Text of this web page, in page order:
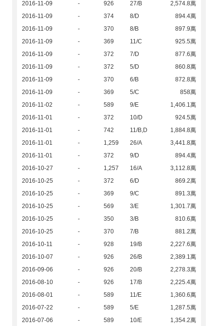
2016-11-09
- 926 27/B
2,574.8萬
2016-11-09
- 374 8/D
894.4萬
2016-11-09
- 370 8/B
897.9萬
2016-11-09
- 369 11/C
925.5萬
2016-11-09
- 372 7/D
877.6萬
2016-11-09
- 372 5/D
860.8萬
2016-11-09
- 370 6/B
872.8萬
2016-11-09
- 369 5/C
858萬
2016-11-02
- 589 9/E
1,406.1萬
2016-11-01
- 372 10/D
924.5萬
2016-11-01
- 742 11/B,D
1,884.8萬
2016-11-01
- 1,259 26/A
3,441.8萬
2016-11-01
- 372 9/D
894.4萬
2016-10-27
- 1,257 16/A
3,112.8萬
2016-10-25
- 372 6/D
869.2萬
2016-10-25
- 369 9/C
891.3萬
2016-10-25
- 569 3/E
1,301.7萬
2016-10-25
- 350 3/B
810.6萬
2016-10-25
- 370 7/B
881.2萬
2016-10-11
- 928 19/B
2,227.6萬
2016-10-07
- 926 26/B
2,389.1萬
2016-09-06
- 926 20/B
2,278.3萬
2016-08-10
- 926 17/B
2,225.4萬
2016-08-01
- 589 11/E
1,360.6萬
2016-07-22
- 589 5/E
1,287.5萬
2016-07-06
- 589 10/E
1,354.2萬